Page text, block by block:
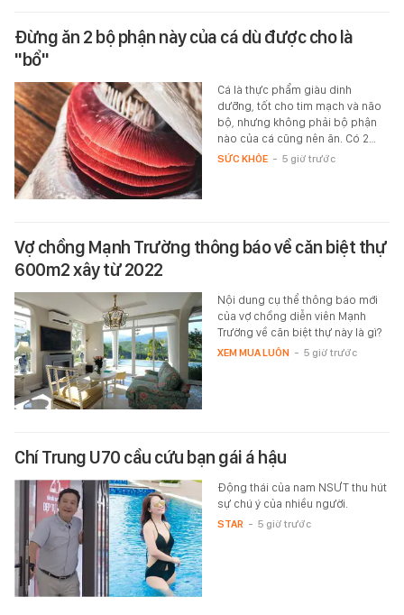
Đừng ăn 2 bộ phận này của cá dù được cho là
"bổ"
Cá là thực phẩm giàu dinh
dưỡng, tốt cho tim mạch và não
bộ, nhưng không phải bộ phận
nào của cá cũng nên ăn. Có 2…
SỨC KHỎE - 5 giờ trước
Vợ chồng Mạnh Trường thông báo về căn biệt thự
600m2 xây từ 2022
Nội dung cụ thể thông báo mới
của vợ chồng diễn viên Mạnh
Trường về căn biệt thự này là gì?
XEM MUA LUÔN - 5 giờ trước
Chí Trung U70 cầu cứu bạn gái á hậu
Động thái của nam NSƯT thu hút
sự chú ý của nhiều người.
STAR - 5 giờ trước